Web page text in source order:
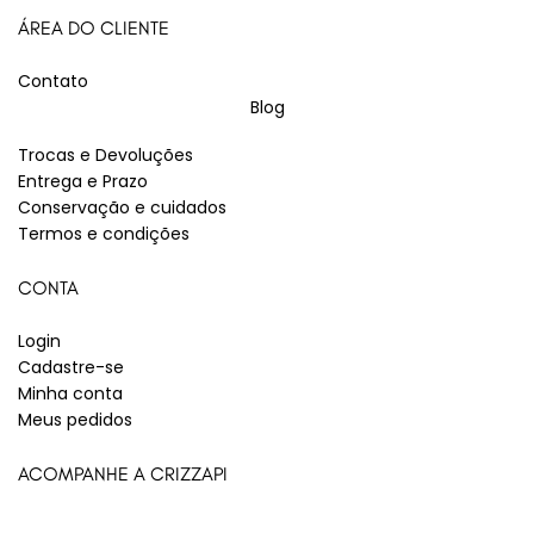
ÁREA DO CLIENTE
Contato
Blog
Trocas e Devoluções
Entrega e Prazo
Conservação e cuidados
Termos e condições
CONTA
Login
Cadastre-se
Minha conta
Meus pedidos
ACOMPANHE A CRIZZAPI